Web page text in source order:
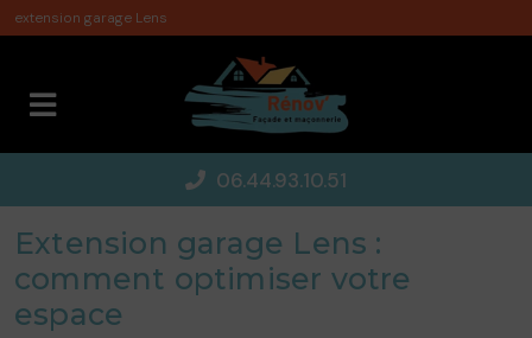
extension garage Lens
06.44.93.10.51
Extension garage Lens :
comment optimiser votre
espace
Panneau de gestion des cookies